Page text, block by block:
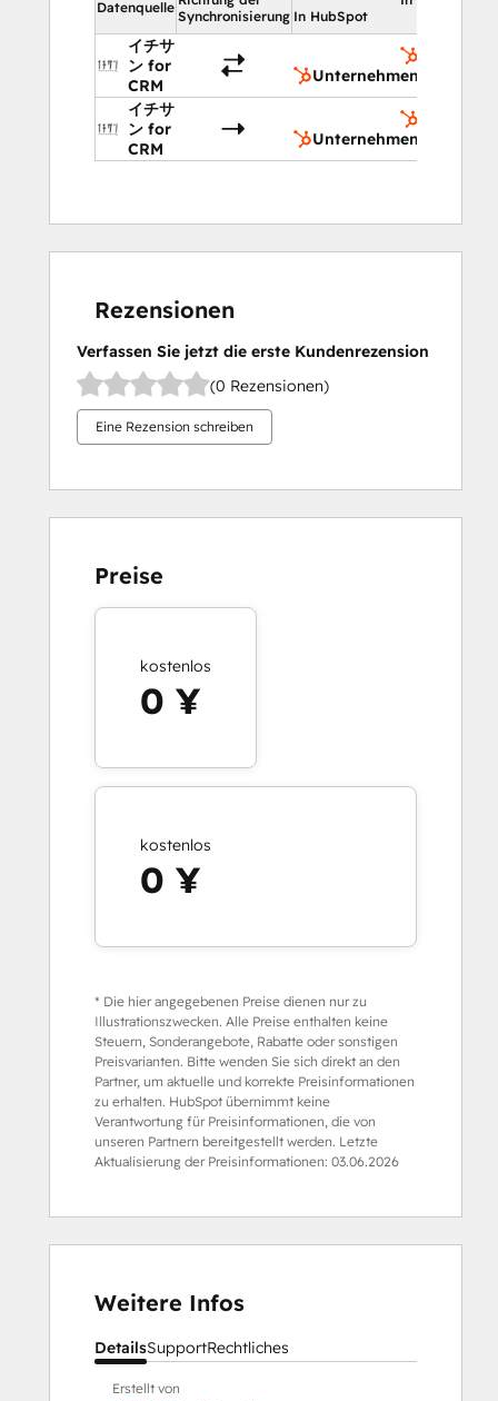
Datenquelle
Synchronisierung In HubSpot
イチサ
ン for
CRM
Unternehmen
イチサ
ン for
CRM
Unternehmen
Rezensionen
Verfassen Sie jetzt die erste Kundenrezension
(0 Rezensionen)
Eine Rezension schreiben
Preise
kostenlos
0 ¥
kostenlos
0 ¥
* Die hier angegebenen Preise dienen nur zu
Illustrationszwecken. Alle Preise enthalten keine
Steuern, Sonderangebote, Rabatte oder sonstigen
Preisvarianten. Bitte wenden Sie sich direkt an den
Partner, um aktuelle und korrekte Preisinformationen
zu erhalten. HubSpot übernimmt keine
Verantwortung für Preisinformationen, die von
unseren Partnern bereitgestellt werden. Letzte
Aktualisierung der Preisinformationen: 03.06.2026
Weitere Infos
DetailsSupportRechtliches
Erstellt von